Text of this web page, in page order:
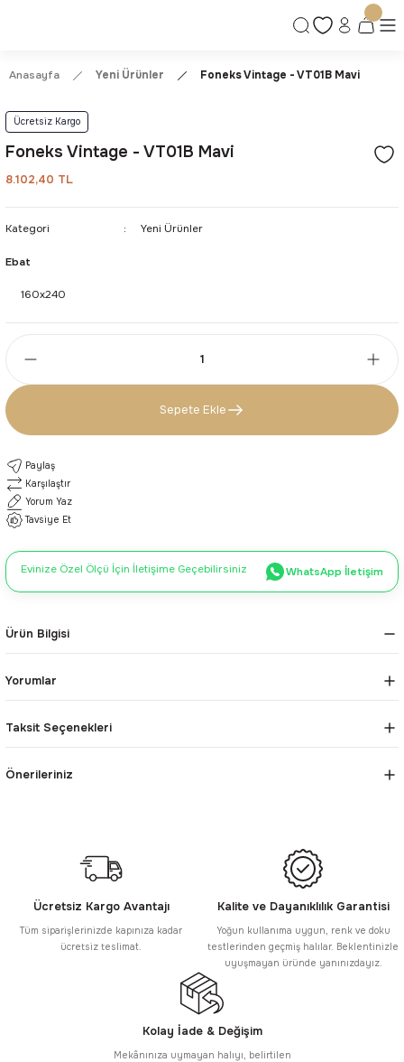
Güvenli Alışveriş Deneyimi
Anasayfa Yeni Ürünler Foneks Vintage - VT01B Mavi
Ücretsiz Kargo
Foneks Vintage - VT01B Mavi
8.102,40 TL
Kategori Yeni Ürünler
Ebat
160x240
Sepete Ekle
Paylaş
Karşılaştır
Yorum Yaz
Tavsiye Et
Evinize Özel Ölçü İçin İletişime Geçebilirsiniz WhatsApp İletişim
Ürün Bilgisi
Yorumlar
Taksit Seçenekleri
Önerileriniz
Ücretsiz Kargo Avantajı
Tüm siparişlerinizde kapınıza kadar
ücretsiz teslimat.
Kalite ve Dayanıklılık Garantisi
Yoğun kullanıma uygun, renk ve doku
testlerinden geçmiş halılar. Beklentinizle
uyuşmayan üründe yanınızdayız.
Kolay İade & Değişim
Mekânınıza uymayan halıyı, belirtilen